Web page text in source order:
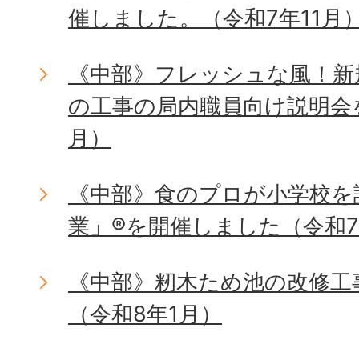
催しました。（令和7年11月
《中部》フレッシュな風！
の工事の局内職員向け説明
月）
《中部》食のプロが小学校
業」®を開催しました（令和
《中部》籾木ため池の改修
（令和8年1月）